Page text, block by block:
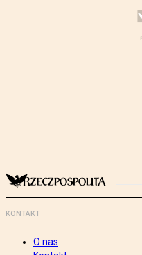
KONTAKT
O nas